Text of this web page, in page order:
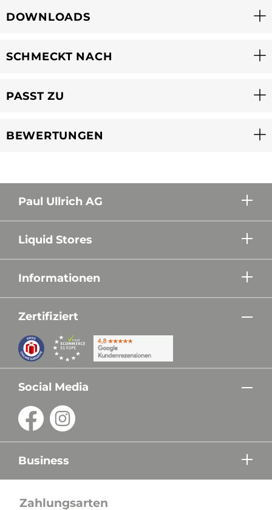
DOWNLOADS
SCHMECKT NACH
PASST ZU
BEWERTUNGEN
Paul Ullrich AG
Liquid Stores
Informationen
Zertifiziert
Social Media
Business
Zahlungsarten